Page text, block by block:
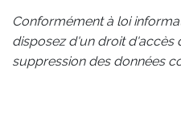
Conformément à loi
disposez d'un droit d'accès
suppression des données